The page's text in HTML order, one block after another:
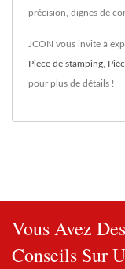
précision, dignes de
JCON vous invite à
Pièce de stamping,
pour plus de détails !
Vous Avez
Conseils Sur